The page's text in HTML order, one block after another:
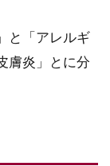
と「アレルギ
膚炎」とに分